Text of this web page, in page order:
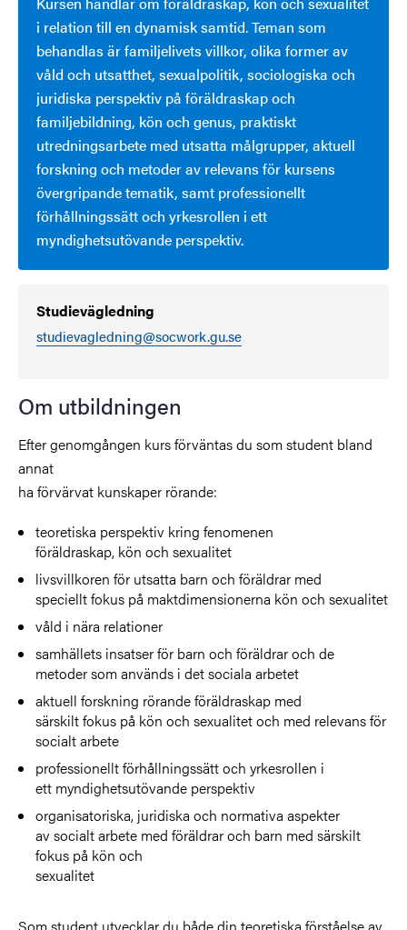
i relation till en dynamisk samtid. Teman som
behandlas är familjelivets villkor, olika former av
våld och utsatthet, sexualpolitik, sociologiska och
juridiska perspektiv på föräldraskap och
familjebildning, kön och genus, praktiskt
utredningsarbete med utsatta målgrupper, aktuell
forskning och metoder av relevans för kursens
övergripande tematik, samt professionellt
förhållningssätt och yrkesrollen i ett
myndighetsutövande perspektiv.
Studievägledning
studievagledning@socwork.gu.se
Om utbildningen
Efter genomgången kurs förväntas du som student bland
annat
ha förvärvat kunskaper rörande:
teoretiska perspektiv kring fenomenen
föräldraskap, kön och sexualitet
livsvillkoren för utsatta barn och föräldrar med
speciellt fokus på maktdimensionerna kön och sexualitet
våld i nära relationer
samhällets insatser för barn och föräldrar och de
metoder som används i det sociala arbetet
aktuell forskning rörande föräldraskap med
särskilt fokus på kön och sexualitet och med relevans för
socialt arbete
professionellt förhållningssätt och yrkesrollen i
ett myndighetsutövande perspektiv
organisatoriska, juridiska och normativa aspekter
av socialt arbete med föräldrar och barn med särskilt
fokus på kön och
sexualitet